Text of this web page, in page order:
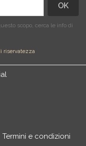
scopo, cerca le info di
riservatezza
Termini e condizioni